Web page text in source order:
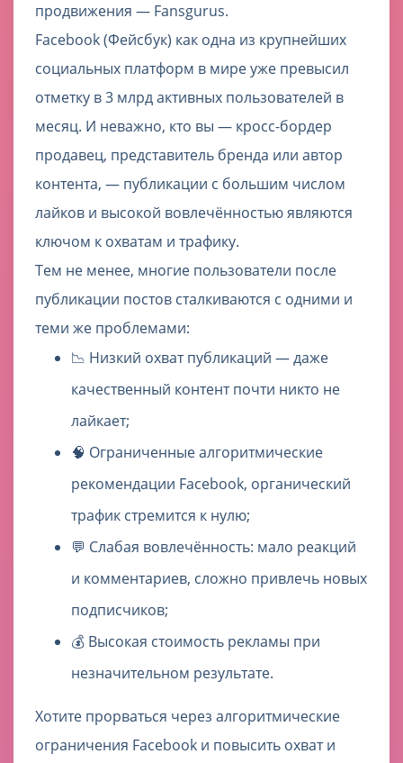
продвижения — Fansgurus.
Facebook (Фейсбук) как одна из крупнейших
социальных платформ в мире уже превысил
отметку в 3 млрд активных пользователей в
месяц. И неважно, кто вы — кросс-бордер
продавец, представитель бренда или автор
контента, — публикации с большим числом
лайков и высокой вовлечённостью являются
ключом к охватам и трафику.
Тем не менее, многие пользователи после
публикации постов сталкиваются с одними и
теми же проблемами:
📉 Низкий охват публикаций — даже
качественный контент почти никто не
лайкает;
🧠 Ограниченные алгоритмические
рекомендации Facebook, органический
трафик стремится к нулю;
💬 Слабая вовлечённость: мало реакций
и комментариев, сложно привлечь новых
подписчиков;
💰 Высокая стоимость рекламы при
незначительном результате.
Хотите прорваться через алгоритмические
ограничения Facebook и повысить охват и